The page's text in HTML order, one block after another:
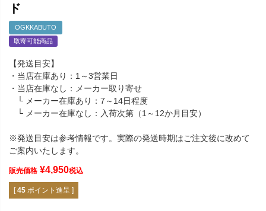
ド
OGKKABUTO
取寄可能商品
【発送目安】
・当店在庫あり：1～3営業日
・当店在庫なし：メーカー取り寄せ
└ メーカー在庫あり：7～14日程度
└ メーカー在庫なし：入荷次第（1～12か月目安）
※発送目安は参考情報です。実際の発送時期はご注文後に改めて
ご案内いたします。
販売価格 ¥4,950税込
[ 45 ポイント進呈 ]